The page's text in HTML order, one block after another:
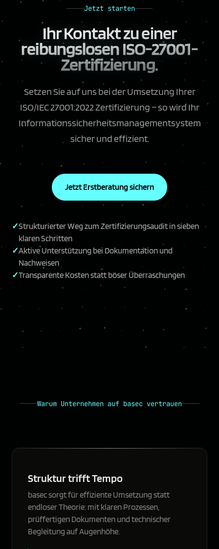
Jetzt starten
Ihr Kontakt zu einer
reibungslosen ISO-27001-
Zertifizierung.
Setzen Sie auf uns bei der Umsetzung Ihrer
ISO/IEC 27001:2022 Zertifizierung – so wird Ihr
Informationssicherheitsmanagementsystem
sicher und effizient.
Jetzt Erstberatung sichern
Strukturierter Weg zum Zertifizierungsaudit in sieben
klaren Schritten
Aktive Unterstützung bei Dokumentation und
Nachweisen
Transparente Kosten statt böser Überraschungen
Warum Unternehmen auf basec vertrauen
Struktur trifft Tempo
basec sorgt für effiziente Umsetzung statt
endloser Theorie: mit klaren Prozessen,
prüffertigen Dokumenten und technischer
Begleitung auf Augenhöhe.